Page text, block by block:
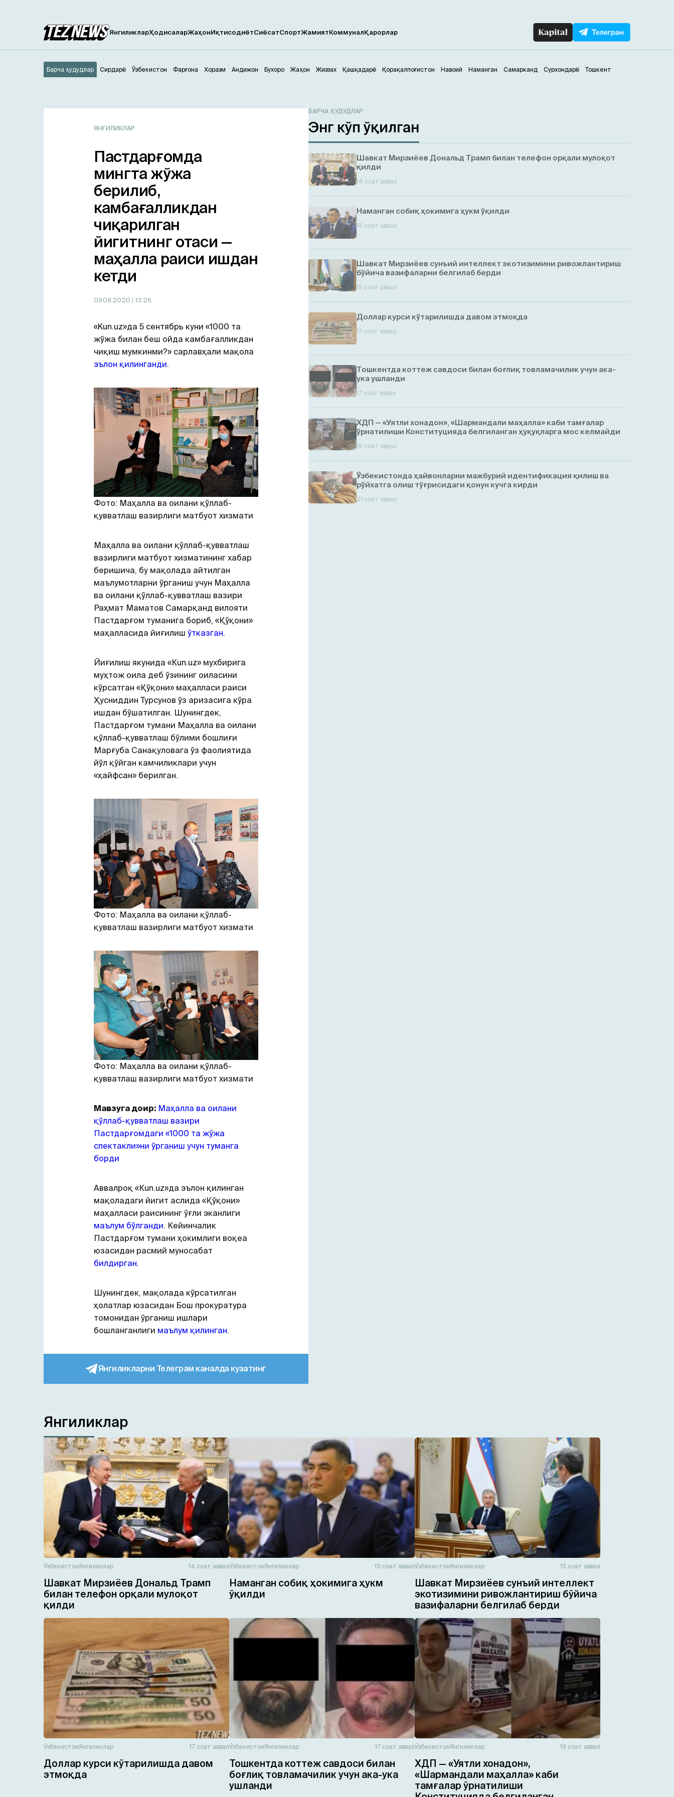
ЯнгиликларҲодисаларЖаҳонИқтисодиётСиёсатСпортЖамиятКоммуналҚарорлар
Андижон
Барча ҳудудлар Бухоро Жаҳон Жиззах Қашқадарё Қорақалпоғистон Навоий Наманган Самарканд
Сирдарё Сурхондарё Тошкент
Ўзбекистон Фарғона Хоразм
ЯНГИЛИКЛАР
Пастдарғомда
мингта жўжа
берилиб,
камбағалликдан
чиқарилган
йигитнинг отаси —
маҳалла раиси ишдан
кетди
09.09.2020 | 13:26
«Kun.uz»да 5 сентябрь куни «1000 та
жўжа билан беш ойда камбағалликдан
чиқиш мумкинми?» сарлавҳали мақола
эълон қилинганди.
Фото: Маҳалла ва оилани қўллаб-
қувватлаш вазирлиги матбуот хизмати
Маҳалла ва оилани қўллаб-қувватлаш
вазирлиги матбуот хизматининг хабар
беришича, бу мақолада айтилган
маълумотларни ўрганиш учун Маҳалла
ва оилани қўллаб-қувватлаш вазири
Раҳмат Маматов Самарқанд вилояти
Пастдарғом туманига бориб, «Қўқони»
маҳалласида йиғилиш ўтказган.
Йиғилиш якунида «Кun.uz» мухбирига
муҳтож оила деб ўзининг оиласини
кўрсатган «Қўқони» маҳалласи раиси
Ҳусниддин Турсунов ўз аризасига кўра
ишдан бўшатилган. Шунингдек,
Пастдарғом тумани Маҳалла ва оилани
қўллаб-қувватлаш бўлими бошлиғи
Марғуба Санақуловага ўз фаолиятида
йўл қўйган камчиликлари учун
«ҳайфсан» берилган.
Фото: Маҳалла ва оилани қўллаб-
қувватлаш вазирлиги матбуот хизмати
Фото: Маҳалла ва оилани қўллаб-
қувватлаш вазирлиги матбуот хизмати
Мавзуга доир: Маҳалла ва оилани
қўллаб-қувватлаш вазири
Пастдарғомдаги «1000 та жўжа
спектакли»ни ўрганиш учун туманга
борди
Aввалроқ «Кun.uz»да эълон қилинган
мақоладаги йигит аслида «Қўқони»
маҳалласи раисининг ўғли эканлиги
маълум бўлганди. Кейинчалик
Пастдарғом тумани ҳокимлиги воқеа
юзасидан расмий муносабат
билдирган.
Шунингдек, мақолада кўрсатилган
ҳолатлар юзасидан Бош прокуратура
томонидан ўрганиш ишлари
бошланганлиги маълум қилинган.
Янгиликларни Телеграм каналда кузатинг
БАРЧА ҲУДУДЛАР
Энг кўп ўқилган
Шавкат Мирзиёев Дональд Трамп билан телефон орқали мулоқот
қилди
14 соат аввал
Наманган собиқ ҳокимига ҳукм ўқилди
15 соат аввал
Шавкат Мирзиёев сунъий интеллект экотизимини ривожлантириш
бўйича вазифаларни белгилаб берди
15 соат аввал
Доллар курси кўтарилишда давом этмоқда
17 соат аввал
Тошкентда коттеж савдоси билан боғлиқ товламачилик учун ака-
ука ушланди
17 соат аввал
ХДП — «Уятли хонадон», «Шармандали маҳалла» каби тамғалар
ўрнатилиши Конституцияда белгиланган ҳуқуқларга мос келмайди
19 соат аввал
Ўзбекистонда ҳайвонларни мажбурий идентификация қилиш ва
рўйхатга олиш тўғрисидаги қонун кучга кирди
21 соат аввал
Янгиликлар
ЎзбекистонЯнгиликлар 14 соат аввал
Шавкат Мирзиёев Дональд Трамп
билан телефон орқали мулоқот
қилди
ЎзбекистонЯнгиликлар 15 соат аввал
Наманган собиқ ҳокимига ҳукм
ўқилди
ЎзбекистонЯнгиликлар 15 соат аввал
Шавкат Мирзиёев сунъий интеллект
экотизимини ривожлантириш бўйича
вазифаларни белгилаб берди
ЎзбекистонЯнгиликлар 17 соат аввал
Доллар курси кўтарилишда давом
этмоқда
ЎзбекистонЯнгиликлар 17 соат аввал
Тошкентда коттеж савдоси билан
боғлиқ товламачилик учун ака-ука
ушланди
ЎзбекистонЯнгиликлар 19 соат аввал
ХДП — «Уятли хонадон»,
«Шармандали маҳалла» каби
тамғалар ўрнатилиши